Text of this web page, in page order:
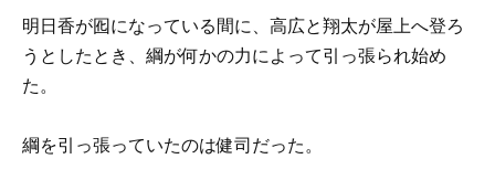
明日香が囮になっている間に、高広と翔太が屋上へ登ろ
うとしたとき、綱が何かの力によって引っ張られ始め
た。
綱を引っ張っていたのは健司だった。